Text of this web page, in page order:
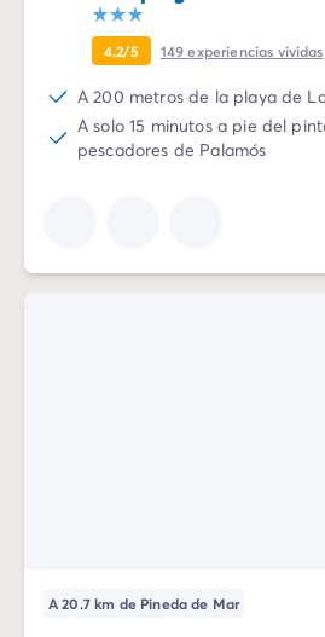
4.2/5 149experiencias vividas
A 200 metros de la playa de
A solo 15 minutos a pie del
pescadores de Palamós
A 20.7 km de Pineda de Mar